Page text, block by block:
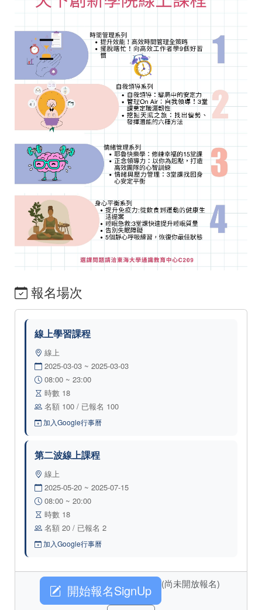
報名場次
線上學習課程
線上
2025-03-03 ~ 2025-03-03
08:00 ~ 23:00
時數 18
名額 100 / 已報名 100
加入Google行事曆
第二波線上課程
線上
2025-05-20 ~ 2025-07-15
08:00 ~ 20:00
時數 18
名額 20 / 已報名 2
加入Google行事曆
開始報名SignUp (尚未開放報名)